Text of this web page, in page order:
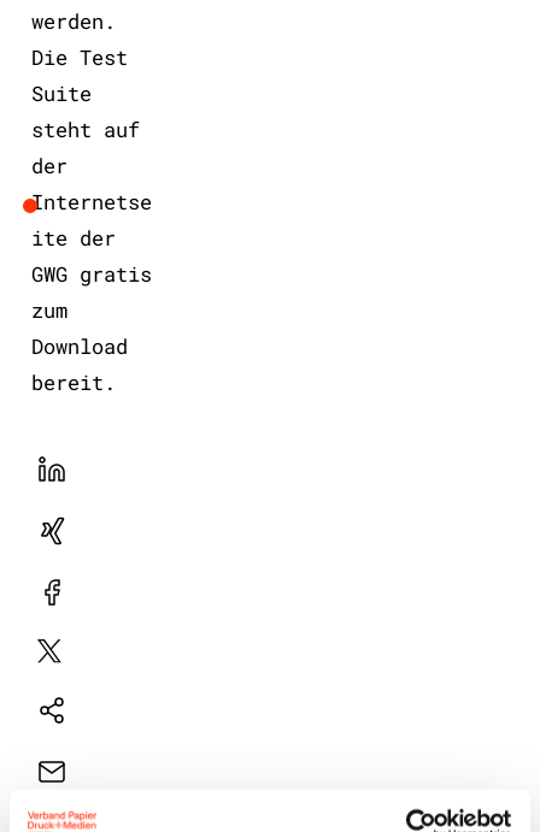
werden.
Die Test
Suite
steht auf
der
Internetse
ite der
GWG gratis
zum
Download
bereit.
LinekdIn
Xing
Facebook
Plattform
Natives
E-